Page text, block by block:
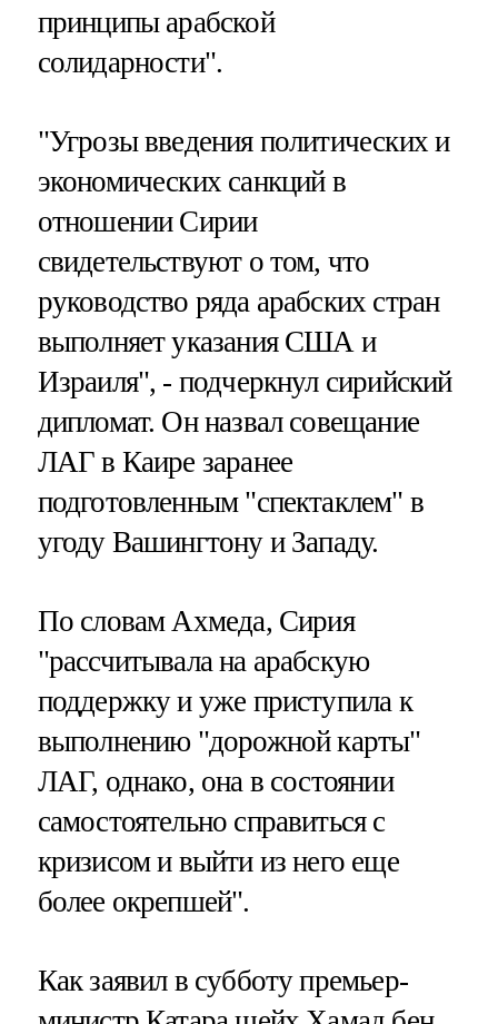
принципы арабской
солидарности".
"Угрозы введения политических и
экономических санкций в
отношении Сирии
свидетельствуют о том, что
руководство ряда арабских стран
выполняет указания США и
Израиля", - подчеркнул сирийский
дипломат. Он назвал совещание
ЛАГ в Каире заранее
подготовленным "спектаклем" в
угоду Вашингтону и Западу.
По словам Ахмеда, Сирия
"рассчитывала на арабскую
поддержку и уже приступила к
выполнению "дорожной карты"
ЛАГ, однако, она в состоянии
самостоятельно справиться с
кризисом и выйти из него еще
более окрепшей".
Как заявил в субботу премьер-